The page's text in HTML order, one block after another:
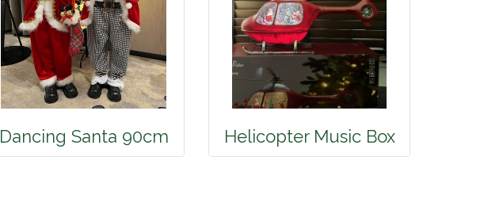
Dancing Santa 90cm Helicopter Music Box